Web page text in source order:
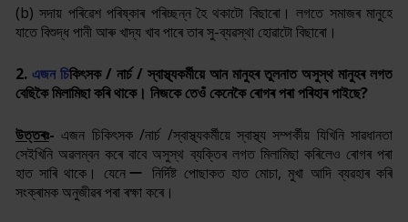
(b) সদায় পৰিৱেশ পৰিষ্কাৰ পৰিচ্ছন্ন হৈ থকাটো বিছাৰো। লগতে সমাজৰ মানুহে
যাতে বিশুদ্ধ পানী আৰু খাদ্য খাব পাৰে তাৰ সু-ব্যৱস্থা হোৱাটো বিছাৰো।
2. এজন চিকিৎসক / নাৰ্চ / স্বাস্থ্যকৰ্মীয়েআন মানুহৰ তুলনাত অসুস্থ মানুহৰ লগত
বেছিকৈ মিলামিছা কৰি থাকে। নিজকে তেওঁ কেনেকৈ ৰোগৰ পৰা পৰিহাৰ পাইছে?
উত্তৰঃ-এজন চিকিৎসক /নাৰ্চ /স্বাস্থ্যকৰ্মীয়ে স্বাস্থ্য সম্পৰ্কীয় যিখিনি সাৱধানতা
সেইখিনি অৱলম্বন কৰে বাবে অসুস্থ ব্যক্তিৰ লগত মিলামিছা কৰিলেও ৰোগৰ পৰা
হাত সাৰি থাকে। যেনেー নিৰ্দিষ্ট পোছাকত হাত মোচা, মুখা আদি ব্যৱহাৰ কৰি
সংক্ৰামক অনুজীৱৰ পৰা ৰক্ষা কৰে।